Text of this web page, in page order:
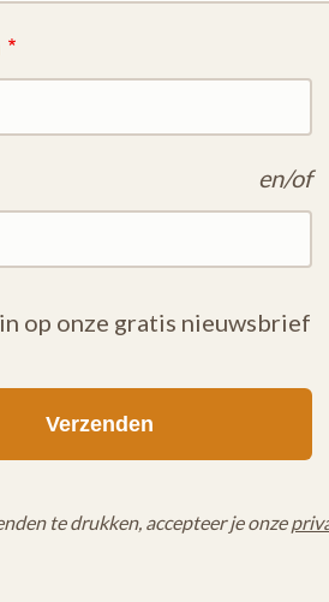
en/of
op onze gratis nieuwsbrief
te drukken, accepteer je onze